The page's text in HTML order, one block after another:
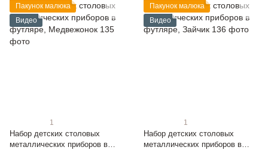
Пакунок малюка
Видео
1
Набор детских столовых
металлических приборов в
Пакунок малюка
Видео
1
Набор детских столовых
металлических приборов в